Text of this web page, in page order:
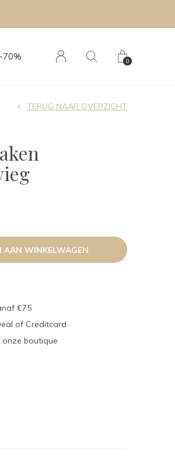
70% 0
TERUG NAAR OVERZICHT
AAN WINKELWAGEN
€75
of Creditcard
onze boutique